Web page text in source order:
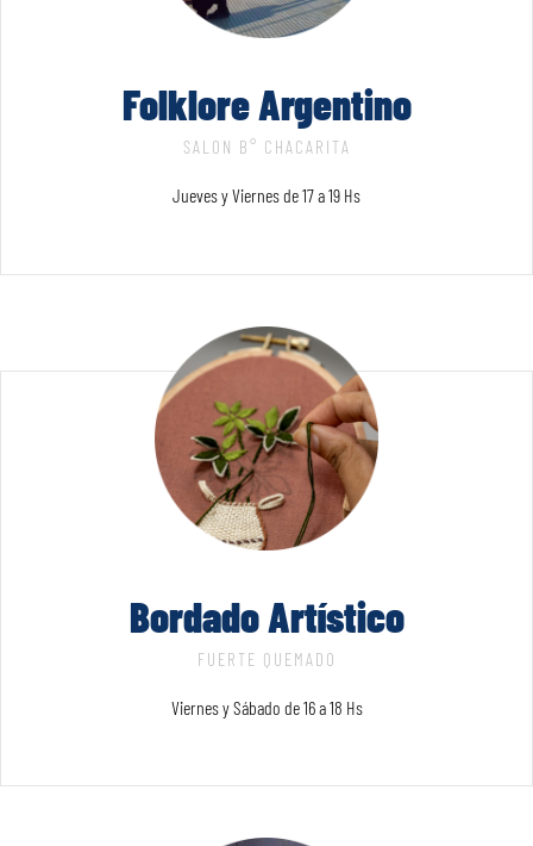
Folklore Argentino
SALON B° CHACARITA
Jueves y Viernes de 17 a 19 Hs
Bordado Artístico
FUERTE QUEMADO
Viernes y Sábado de 16 a 18 Hs